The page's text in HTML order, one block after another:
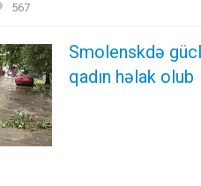
567
Smolenskdə
qadın həlak olub